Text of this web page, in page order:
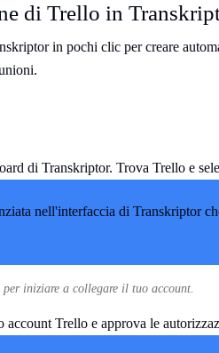
di Trello in
in pochi clic per creare
di Transkriptor. Trova Trello e
iniziare a collegare il tuo account.
Trello e approva le